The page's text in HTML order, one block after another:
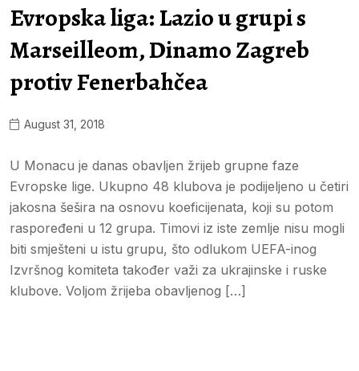
Evropska liga: Lazio u grupi s
Marseilleom, Dinamo Zagreb
protiv Fenerbahčea
August 31, 2018
U Monacu je danas obavljen žrijeb grupne faze
Evropske lige. Ukupno 48 klubova je podijeljeno u četiri
jakosna šešira na osnovu koeficijenata, koji su potom
raspoređeni u 12 grupa. Timovi iz iste zemlje nisu mogli
biti smješteni u istu grupu, što odlukom UEFA-inog
Izvršnog komiteta također važi za ukrajinske i ruske
klubove. Voljom žrijeba obavljenog […]